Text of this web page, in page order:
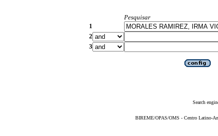
Pesquisar
1
2
3
Search
BIREME/OPAS/OMS - Centro Latino-